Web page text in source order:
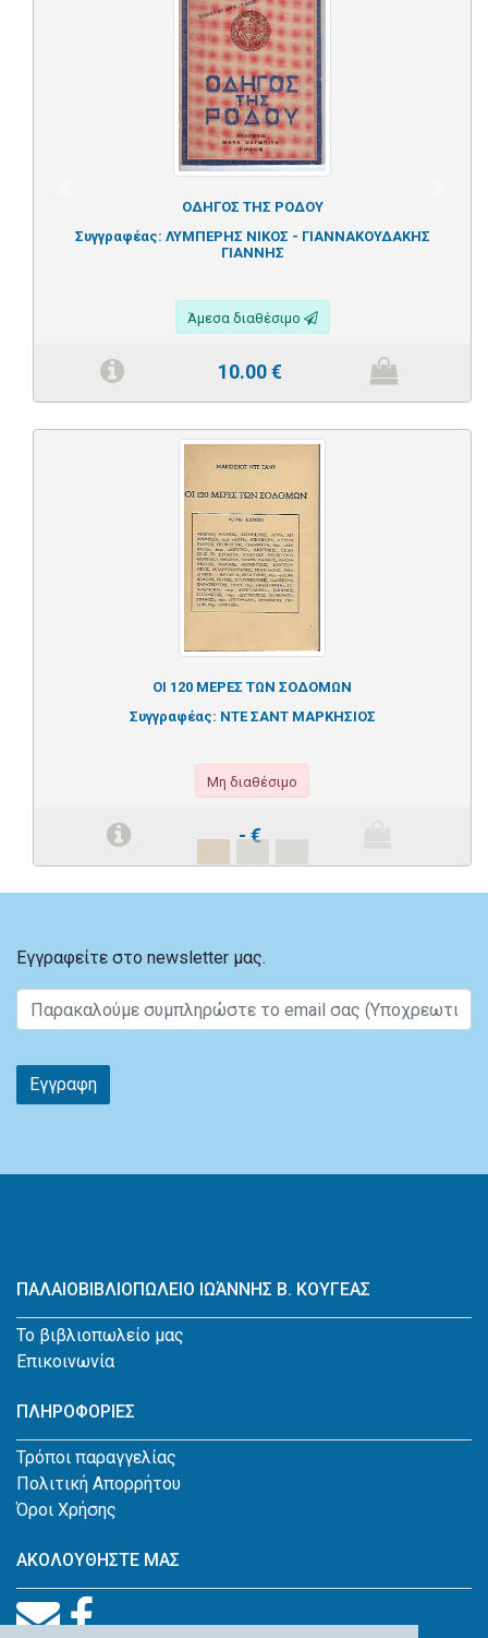
ΟΔΗΓΟΣ ΤΗΣ ΡΟΔΟΥ
Συγγραφέας: ΛΥΜΠΕΡΗΣ ΝΙΚΟΣ - ΓΙΑΝΝΑΚΟΥΔΑΚΗΣ
ΓΙΑΝΝΗΣ
Άμεσα διαθέσιμο
10.00€
ΟΙ 120 ΜΕΡΕΣ ΤΩΝ ΣΟΔΟΜΩΝ
Συγγραφέας: ΝΤΕ ΣΑΝΤ ΜΑΡΚΗΣΙΟΣ
Μη διαθέσιμο
- €
Εγγραφείτε στο newsletter μας.
Εγγραφη
ΠΑΛΑΙΟΒΙΒΛΙΟΠΩΛΕΙΟ ΙΩΆΝΝΗΣ Β. ΚΟΥΓΕΑΣ
Το βιβλιοπωλείο μας
Επικοινωνία
ΠΛΗΡΟΦΟΡΙΕΣ
Τρόποι παραγγελίας
Πολιτική Απορρήτου
Όροι Χρήσης
ΑΚΟΛΟΥΘΗΣΤΕ ΜΑΣ